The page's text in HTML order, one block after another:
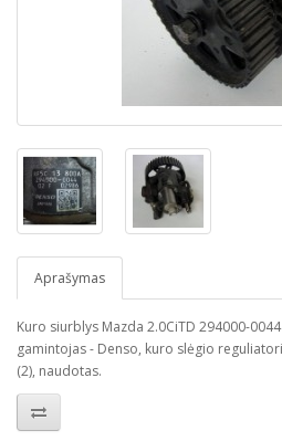
Aprašymas
Kuro siurblys Mazda 2.0CiTD 294000-
gamintojas - Denso, kuro slėgio
(2), naudotas.